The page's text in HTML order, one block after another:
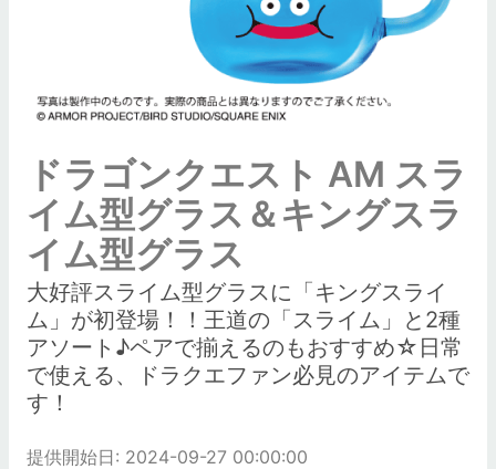
ドラゴンクエスト AM スラ
イム型グラス＆キングスラ
イム型グラス
大好評スライム型グラスに「キングスライ
ム」が初登場！！王道の「スライム」と2種
アソート♪ペアで揃えるのもおすすめ☆日常
で使える、ドラクエファン必見のアイテムで
す！
提供開始日: 2024-09-27 00:00:00